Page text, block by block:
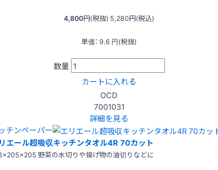
4,800円(税抜) 5,280円(税込)
単価： 9.6 円(税抜)
数量
カートに入れる
OCD
7001031
詳細を見る
チンペーパー
エール超吸収キッチンタオル4R 70カット
野菜の水切りや揚げ物の油切りなどに